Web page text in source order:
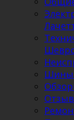
Шины